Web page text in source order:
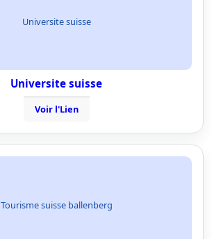
Universite suisse
Universite suisse
Voir l'Lien
Tourisme suisse ballenberg